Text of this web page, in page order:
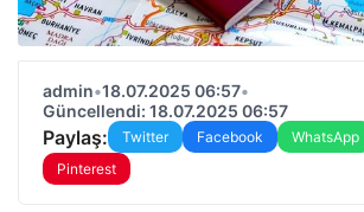
admin•18.07.2025 06:57•
Güncellendi: 18.07.2025 06:57
Paylaş: Twitter Facebook WhatsApp
Pinterest